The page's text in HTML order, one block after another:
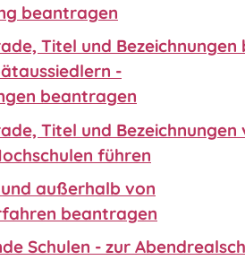
beantragen
Titel und Bezeichnungen
-
beantragen
Titel und Bezeichnungen
führen
außerhalb von
beantragen
Schulen - zur